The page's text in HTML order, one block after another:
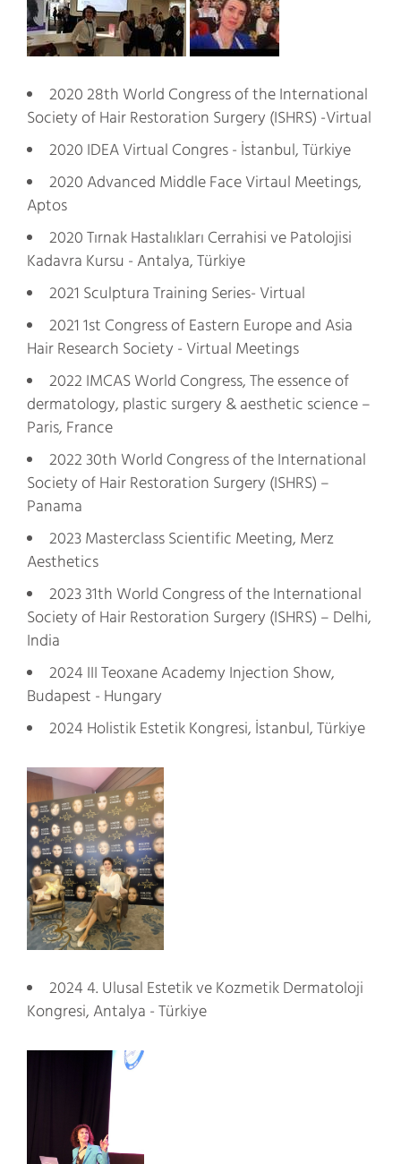
2020 28th World Congress of the International
Society of Hair Restoration Surgery (ISHRS) -Virtual
2020 IDEA Virtual Congres - İstanbul, Türkiye
2020 Advanced Middle Face Virtaul Meetings,
Aptos
2020 Tırnak Hastalıkları Cerrahisi ve Patolojisi
Kadavra Kursu - Antalya, Türkiye
2021 Sculptura Training Series- Virtual
2021 1st Congress of Eastern Europe and Asia
Hair Research Society - Virtual Meetings
2022 IMCAS World Congress, The essence of
dermatology, plastic surgery & aesthetic science –
Paris, France
2022 30th World Congress of the International
Society of Hair Restoration Surgery (ISHRS) –
Panama
2023 Masterclass Scientific Meeting, Merz
Aesthetics
2023 31th World Congress of the International
Society of Hair Restoration Surgery (ISHRS) – Delhi,
India
2024 III Teoxane Academy Injection Show,
Budapest - Hungary
2024 Holistik Estetik Kongresi, İstanbul, Türkiye
2024 4. Ulusal Estetik ve Kozmetik Dermatoloji
Kongresi, Antalya - Türkiye